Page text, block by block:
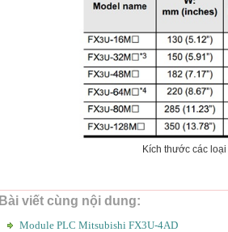
Kích thước các
Bài viết cùng nội dung:
Module PLC Mitsubishi FX3U-4AD